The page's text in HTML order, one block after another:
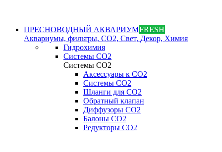
ПРЕСНОВОДНЫЙ АКВАРИУМFRESH
Аквариумы, фильтры, СО2, Свет, Декор, Химия
Гидрохимия
Системы СО2
Системы СО2
Аксессуары к СО2
Системы СО2
Шланги для CO2
Обратный клапан
Диффузоры СO2
Балоны CO2
Редукторы CO2